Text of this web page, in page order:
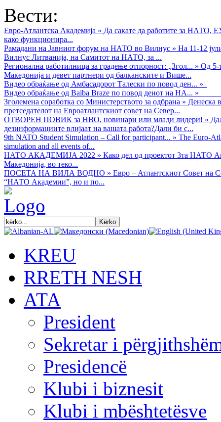
Вести:
Евро-Атлантска Академија » Да сакате да работите за НАТО,
како функционира...
Рамадани на Јавниот форум на НАТО во Вилнус » На 11-12
Вилнус Литванија, на Самитот на НАТО, за ...
Регионална работилница за градење отпорност: „Згол... » Од 5-
Македонија и девет партнери од балканските и Више...
Видео обраќањe од Амбасадорот Талески по повод ден... »
Видео обраќање од Baiba Braze по повод денот на НА... »
Зголемена соработка со Министерството за одбрана » Денеска
претседателот на Евроатлантскиот совет на Север...
ОТВОРЕН ПОВИК за НВО, новинари или млади лидери! »
дезинформациите влијаат на вашата работа?Дали би с...
9th NATO Student Simulation – Call for participant... » The Euro-
simulation and all events of...
НАТО АКАДЕМИЈА 2022 » Како дел од проектот 3та НАТО
Македонија, во теко...
ПОСЕТА НА ВИЛА ВОДНО » Евро – Атлантскиот Совет на
“НАТО Академии”, но и по...
KREU
RRETH NESH
АТА
President
Sekretar i
Presidencë
Klubi i biznesit
Klubi i mbështetësve